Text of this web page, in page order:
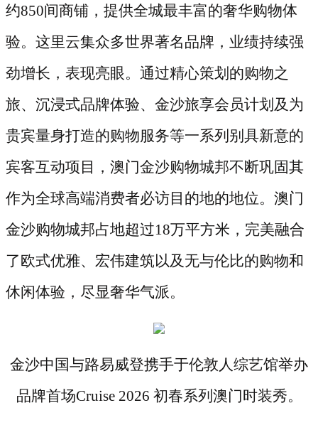
约850间商铺，提供全城最丰富的奢华购物体
验。这里云集众多世界著名品牌，业绩持续强
劲增长，表现亮眼。通过精心策划的购物之
旅、沉浸式品牌体验、金沙旅享会员计划及为
贵宾量身打造的购物服务等一系列别具新意的
宾客互动项目，澳门金沙购物城邦不断巩固其
作为全球高端消费者必访目的地的地位。澳门
金沙购物城邦占地超过18万平方米，完美融合
了欧式优雅、宏伟建筑以及无与伦比的购物和
休闲体验，尽显奢华气派。
金沙中国与路易威登携手于伦敦人综艺馆举办
品牌首场Cruise 2026 初春系列澳门时装秀。